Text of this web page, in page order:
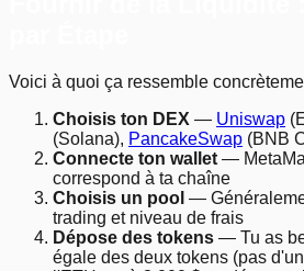
Voici à quoi ça ressemble
Choisis ton DEX — Uniswap
(Solana), PancakeSwap (BNB
Connecte ton wallet —
correspond à ta chaîne
Choisis un pool —
trading et niveau de frais
Dépose des tokens — Tu as
égale des deux tokens (pas